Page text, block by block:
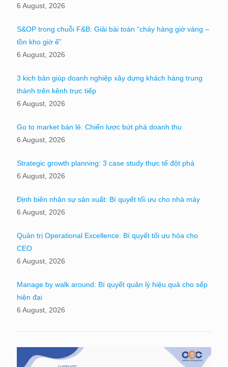
6 August, 2026
S&OP trong chuỗi F&B: Giải bài toán “cháy hàng giờ vàng –
tồn kho giờ ế”
6 August, 2026
3 kịch bản giúp doanh nghiệp xây dựng khách hàng trung
thành trên kênh trực tiếp
6 August, 2026
Go to market bán lẻ: Chiến lược bứt phá doanh thu
6 August, 2026
Strategic growth planning: 3 case study thực tế đột phá
6 August, 2026
Định biên nhân sự sản xuất: Bí quyết tối ưu cho nhà máy
6 August, 2026
Quản trị Operational Excellence: Bí quyết tối ưu hóa cho
CEO
6 August, 2026
Manage by walk around: Bí quyết quản lý hiệu quả cho sếp
hiện đại
6 August, 2026